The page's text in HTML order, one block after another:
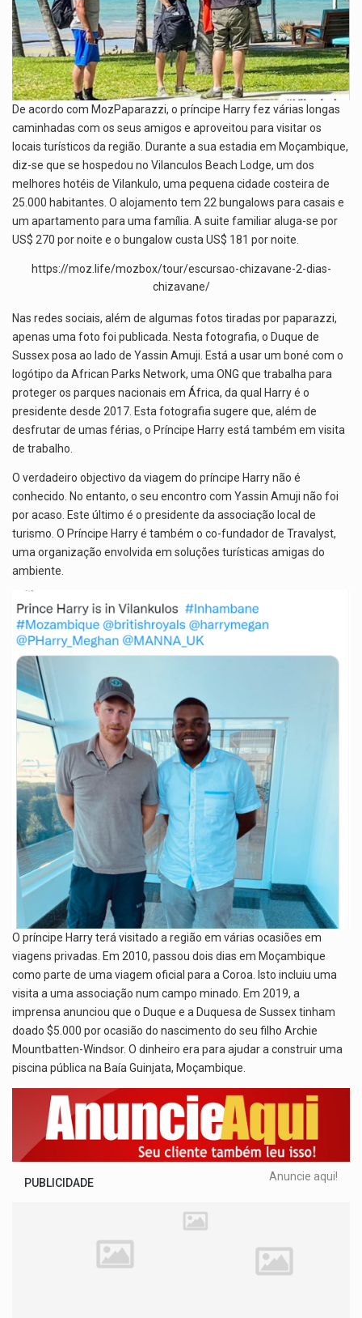
De acordo com MozPaparazzi, o príncipe Harry fez várias longas
caminhadas com os seus amigos e aproveitou para visitar os
locais turísticos da região. Durante a sua estadia em Moçambique,
diz-se que se hospedou no Vilanculos Beach Lodge, um dos
melhores hotéis de Vilankulo, uma pequena cidade costeira de
25.000 habitantes. O alojamento tem 22 bungalows para casais e
um apartamento para uma família. A suite familiar aluga-se por
US$ 270 por noite e o bungalow custa US$ 181 por noite.
https://moz.life/mozbox/tour/escursao-chizavane-2-dias-
chizavane/
Nas redes sociais, além de algumas fotos tiradas por paparazzi,
apenas uma foto foi publicada. Nesta fotografia, o Duque de
Sussex posa ao lado de Yassin Amuji. Está a usar um boné com o
logótipo da African Parks Network, uma ONG que trabalha para
proteger os parques nacionais em África, da qual Harry é o
presidente desde 2017. Esta fotografia sugere que, além de
desfrutar de umas férias, o Príncipe Harry está também em visita
de trabalho.
O verdadeiro objectivo da viagem do príncipe Harry não é
conhecido. No entanto, o seu encontro com Yassin Amuji não foi
por acaso. Este último é o presidente da associação local de
turismo. O Príncipe Harry é também o co-fundador de Travalyst,
uma organização envolvida em soluções turísticas amigas do
ambiente.
O príncipe Harry terá visitado a região em várias ocasiões em
viagens privadas. Em 2010, passou dois dias em Moçambique
como parte de uma viagem oficial para a Coroa. Isto incluiu uma
visita a uma associação num campo minado. Em 2019, a
imprensa anunciou que o Duque e a Duquesa de Sussex tinham
doado $5.000 por ocasião do nascimento do seu filho Archie
Mountbatten-Windsor. O dinheiro era para ajudar a construir uma
piscina pública na Baía Guinjata, Moçambique.
PUBLICIDADE Anuncie aqui!